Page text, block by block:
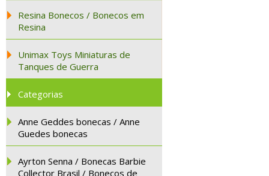
Resina Bonecos / Bonecos em
Resina
Unimax Toys Miniaturas de
Tanques de Guerra
Categorias
Anne Geddes bonecas / Anne
Guedes bonecas
Ayrton Senna / Bonecas Barbie
Collector Brasil / Bonecos de